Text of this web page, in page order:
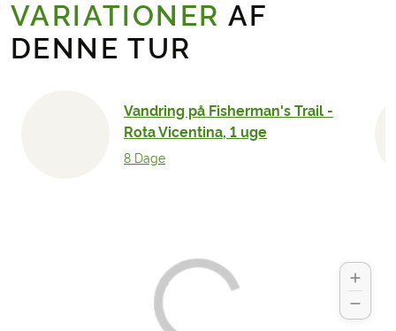
VARIATIONER AF
DENNE TUR
Vandring på Fisherman's Trail -
Rota Vicentina, 1 uge
8 Dage